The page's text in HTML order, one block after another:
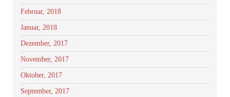
Februar, 2018
Januar, 2018
Dezember, 2017
November, 2017
Oktober, 2017
September, 2017